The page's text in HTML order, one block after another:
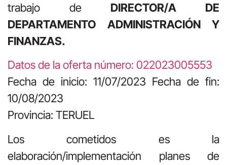
trabajo de DIRECTOR/A DE
DEPARTAMENTO ADMINISTRACIÓN Y
FINANZAS.
Datos de la oferta número: 022023005553
Fecha de inicio: 11/07/2023 Fecha de fin:
10/08/2023
Provincia: TERUEL
Los cometidos es la
elaboración/implementación planes de